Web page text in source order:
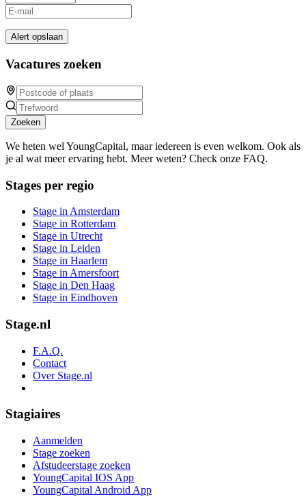
Alert opslaan
Vacatures zoeken
Zoeken
We heten wel YoungCapital, maar iedereen is even welkom. Ook als
je al wat meer ervaring hebt. Meer weten? Check onze FAQ.
Stages per regio
Stage in Amsterdam
Stage in Rotterdam
Stage in Utrecht
Stage in Leiden
Stage in Haarlem
Stage in Amersfoort
Stage in Den Haag
Stage in Eindhoven
Stage.nl
F.A.Q.
Contact
Over Stage.nl
Stagiaires
Aanmelden
Stage zoeken
Afstudeerstage zoeken
YoungCapital IOS App
YoungCapital Android App